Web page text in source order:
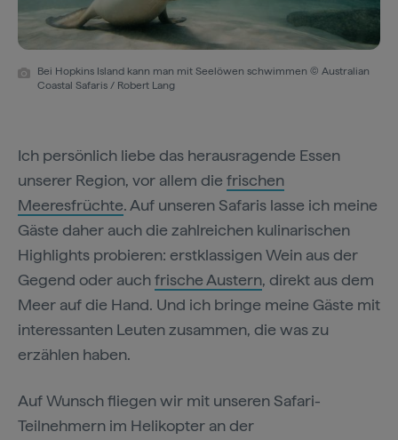
Bei Hopkins Island kann man mit Seelöwen schwimmen © Australian
Coastal Safaris / Robert Lang
Ich persönlich liebe das herausragende Essen
unserer Region, vor allem die frischen
Meeresfrüchte. Auf unseren Safaris lasse ich meine
Gäste daher auch die zahlreichen kulinarischen
Highlights probieren: erstklassigen Wein aus der
Gegend oder auchfrische Austern, direkt aus dem
Meer auf die Hand. Und ich bringe meine Gäste mit
interessanten Leuten zusammen, die was zu
erzählen haben.
Auf Wunsch fliegen wir mit unseren Safari-
Teilnehmern im Helikopter an der